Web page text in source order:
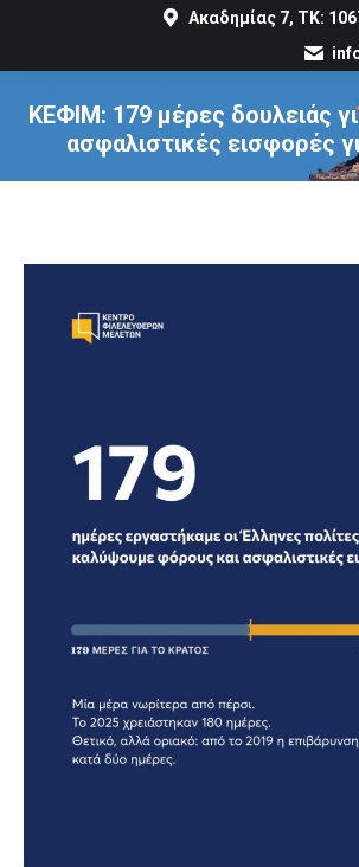
Ακαδημίας 7, ΤΚ:
ΚΕΦΙΜ: 179 μέρες δουλειάς
ασφαλιστικές εισφορές
You are